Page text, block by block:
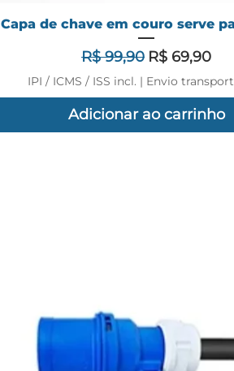
Capa de chave em couro serve
Preço normal
R$ 99,90 Preço
R$ 69,90
IPI / ICMS / ISS incl. | Envio
Adicionar ao carrinho